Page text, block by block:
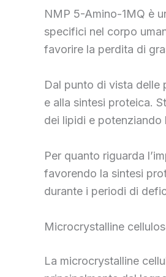
NMP 5-Amino-1MQ è
specifici nel corpo
favorire la perdita di
Dal punto di vista delle
e alla sintesi proteica.
dei lipidi e
Per quanto riguarda
favorendo la sintesi
durante i periodi di
Microcrystalline
La microcrystalline